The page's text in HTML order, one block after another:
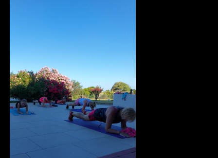
CENÍK
ONLINE LEKCE CVIČENÍ